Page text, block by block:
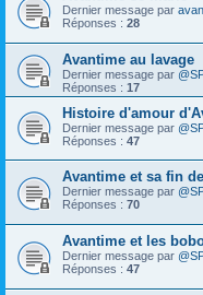
Dernier message par
Réponses : 28
Avantime au lavage
Dernier message par
Réponses : 17
Histoire d'amour
Dernier message par
Réponses : 47
Avantime et sa fin
Dernier message par
Réponses : 70
Avantime et les
Dernier message par
Réponses : 47